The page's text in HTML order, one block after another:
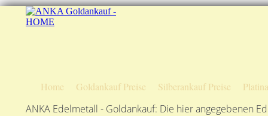
Home Goldankauf Preise Silberankauf Preise
ANKA Edelmetall - Goldankauf: Die hier angegebenen